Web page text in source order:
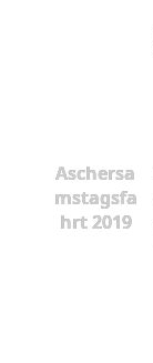
Aschersa
mstagsfa
hrt 2019